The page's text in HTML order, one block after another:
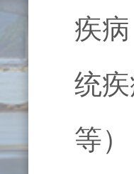
疾
统
等